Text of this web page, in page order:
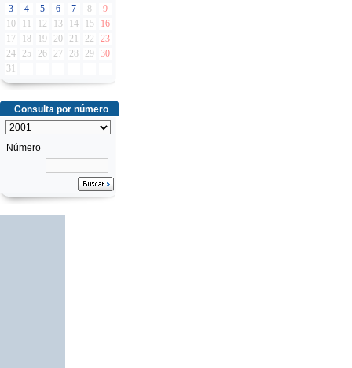
3
4 5 6 7 8
9
10
11 12 13 14 15
16
17
18 19 20 21 22
23
24
25 26 27 28 29 30
31
Consulta por número
Número